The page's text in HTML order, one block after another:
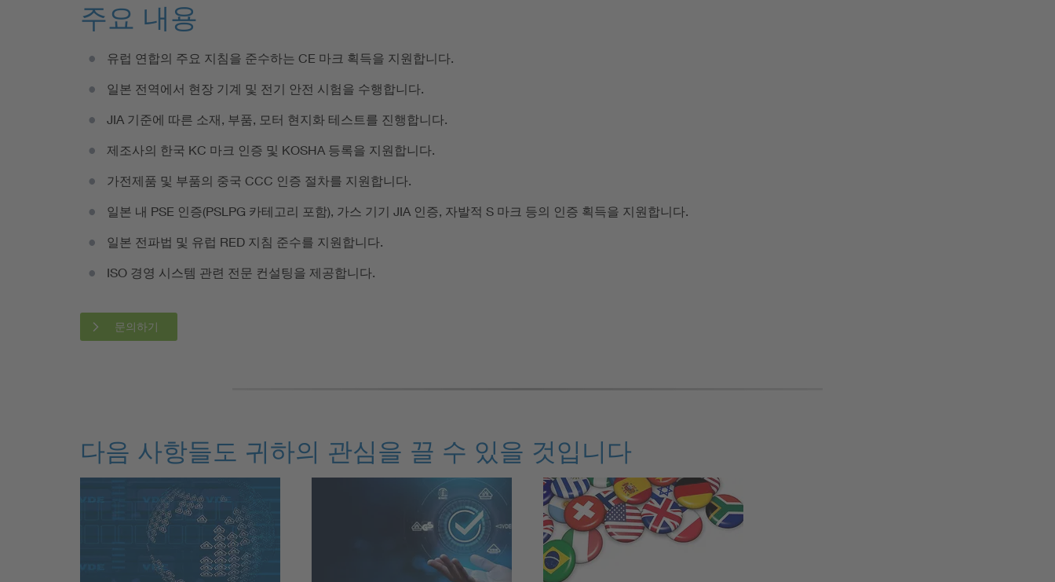
주요 내용
유럽 연합의 주요 지침을 준수하는 CE 마크 획득을 지원합니다.
일본 전역에서 현장 기계 및 전기 안전 시험을 수행합니다.
JIA 기준에 따른 소재, 부품, 모터 현지화 테스트를 진행합니다.
제조사의 한국 KC 마크 인증 및 KOSHA 등록을 지원합니다.
가전제품 및 부품의 중국 CCC 인증 절차를 지원합니다.
일본 내 PSE 인증(PSLPG 카테고리 포함), 가스 기기 JIA 인증, 자발적 S 마크 등의 인증 획득을 지원합니다.
일본 전파법 및 유럽 RED 지침 준수를 지원합니다.
ISO 경영 시스템 관련 전문 컨설팅을 제공합니다.
문의하기
다음 사항들도 귀하의 관심을 끌 수 있을 것입니다